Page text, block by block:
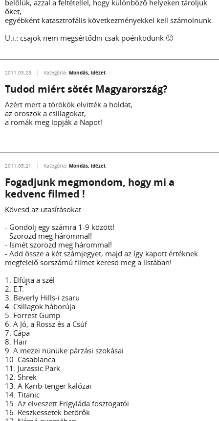
belőlük, azzal a feltétellel, hogy különböző helyeken tároljuk
őket,
egyébként katasztrofális következményekkel kell számolnunk.
U.i.: csajok nem megsértődni csak poénkodunk 🙂
2011.05.23. Kategória: Mondás, idézet
Tudod miért sötét Magyarország?
Azért mert a törökök elvitték a holdat,
az oroszok a csillagokat,
a romák meg lopják a Napot!
2011.05.21. Kategória: Mondás, idézet
Fogadjunk megmondom, hogy mi a
kedvenc filmed !
Kövesd az utasításokat :
- Gondolj egy számra 1-9 között!
- Szorozd meg hárommal!
- Ismét szorozd meg hárommal!
- Add össze a két számjegyet, majd az így kapott értéknek
megfelelő sorszámú filmet keresd meg a listában!
1. Elfújta a szél
2. E.T.
3. Beverly Hills-i zsaru
4. Csillagok háborúja
5. Forrest Gump
6. A Jó, a Rossz és a Csúf
7. Cápa
8. Hair
9. A mezei nünüke párzási szokásai
10. Casablanca
11. Jurassic Park
12. Shrek
13. A Karib-tenger kalózai
14. Titanic
15. Az elveszett Frigyláda fosztogatói
16. Reszkessetek betörők